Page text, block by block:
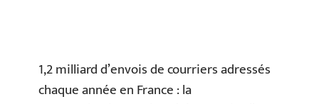
1,2 milliard d’envois de courriers adressés
chaque année en France : la